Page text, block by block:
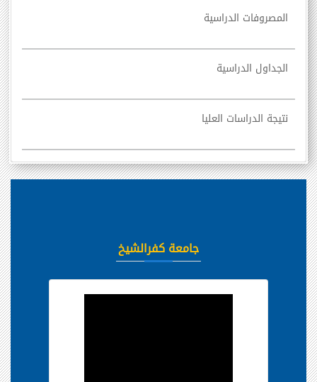
المصروفات الدراسية
الجداول الدراسية
نتيجة الدراسات العليا
جامعة كفرالشيخ